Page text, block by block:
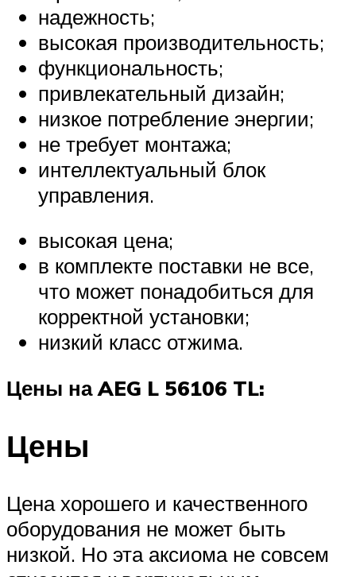
надежность;
высокая производительность;
функциональность;
привлекательный дизайн;
низкое потребление энергии;
не требует монтажа;
интеллектуальный блок
управления.
высокая цена;
в комплекте поставки не все,
что может понадобиться для
корректной установки;
низкий класс отжима.
Цены на AEG L 56106 TL:
Цены
Цена хорошего и качественного
оборудования не может быть
низкой. Но эта аксиома не совсем